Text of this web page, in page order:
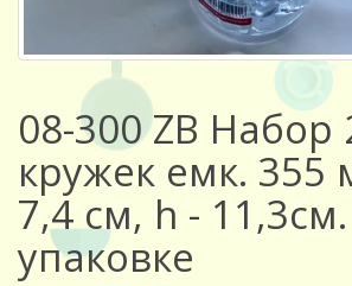
08-300 ZB Набор
кружек емк. 355
7,4 см, h -
упаковке